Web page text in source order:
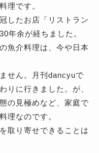
理です。
したお店「リストラン
年余が経ちました。
魚介料理は、今や日本
せん。月刊dancyuで
りに行きました。が、
の見極めなど、家庭で
理なのです。
取り寄せできることは